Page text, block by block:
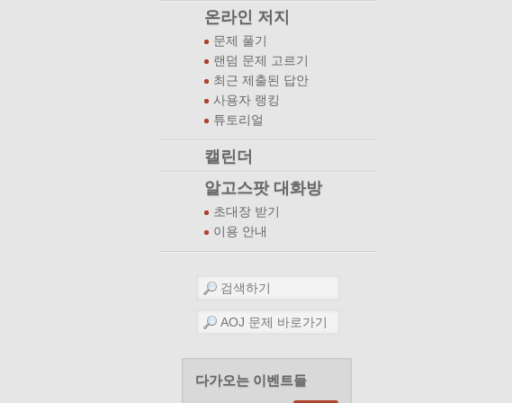
온라인 저지
문제 풀기
랜덤 문제 고르기
최근 제출된 답안
사용자 랭킹
튜토리얼
캘린더
알고스팟 대화방
초대장 받기
이용 안내
다가오는 이벤트들